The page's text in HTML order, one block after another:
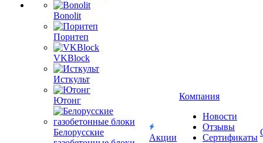
Bonolit
Поритеп
VKBlock
Исткульт
Ютонг
Белорусские
Акции
Компания
Новости
Отзывы
Сертификаты